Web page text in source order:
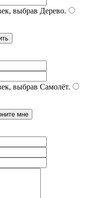
выбрав Дерево.
выбрав Самолёт.